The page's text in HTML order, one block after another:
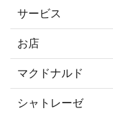
サービス
お店
マクドナルド
シャトレーゼ